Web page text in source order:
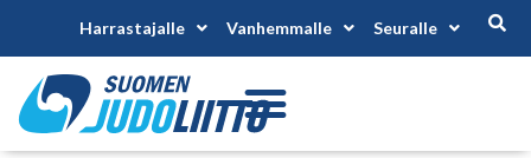
Harrastajalle Vanhemmalle Seuralle